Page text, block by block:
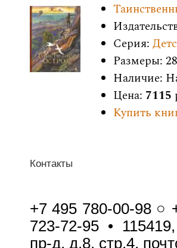
Серия:
Размеры:
Наличие:
Цена: 7115
Купить
Контакты
+7 495 780-00-98 ○
723-72-95 •
пр-д, д.8, стр.4,